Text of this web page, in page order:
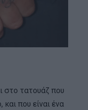
στο τατουάζ που
και που είναι ένα